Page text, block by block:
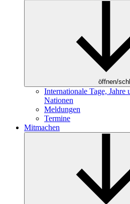
öffnen/
Internationale Tage, Jahre
Nationen
Meldungen
Termine
Mitmachen